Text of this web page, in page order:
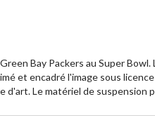
Bay Packers au Super
et encadré l'image sous
d'art. Le matériel de